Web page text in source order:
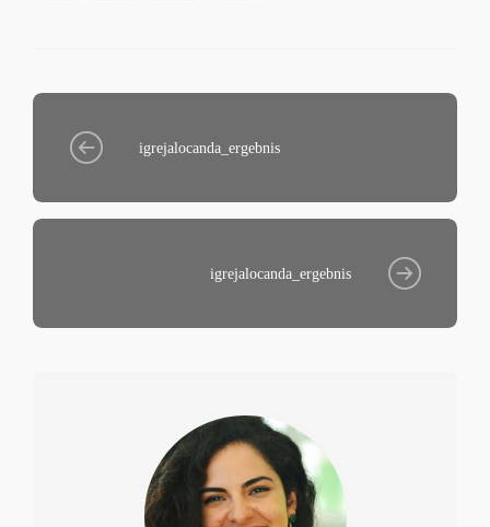
igrejalocanda_ergebnis
igrejalocanda_ergebnis